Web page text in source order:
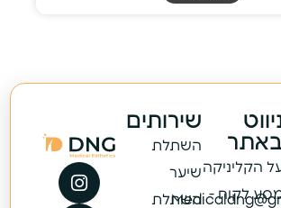
הקליניקה
לקוח -
שירותים
השתלת
שיער
השתלת